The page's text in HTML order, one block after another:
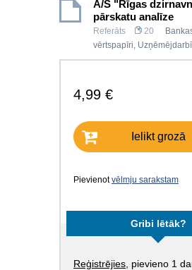
A/S "Rīgas
pārskatu analīze
Referāts 20
vērtspapīri,
4,99 €
Ielikt grozā
Pievienotvēlmju sarakstam
Gribi lētāk?
Reģistrējies , pievieno 1